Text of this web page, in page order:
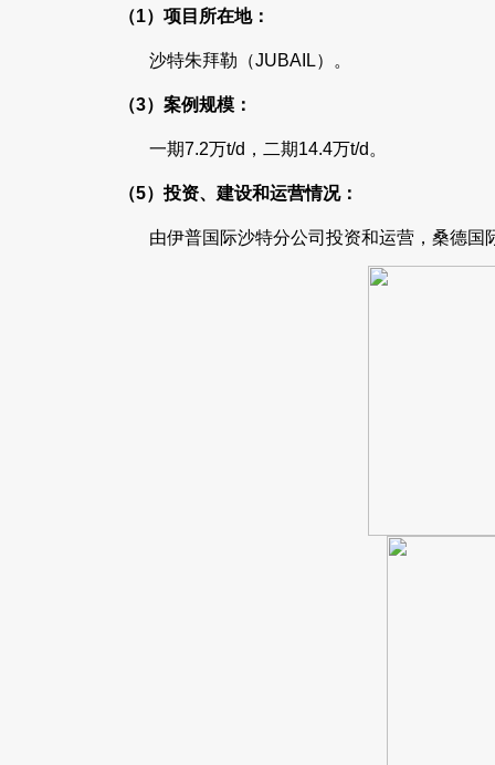
（1）项目所在地：
沙特朱拜勒（JUBAIL
（3）案例规模： （
一期7.2万t/d，二期14.4
（5）投资、建设和运营情况：
由伊普国际沙特分公司投资和运营，桑德国